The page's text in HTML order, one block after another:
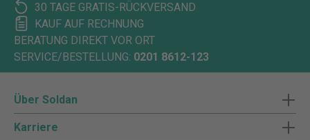
30 TAGE GRATIS-RÜCKVERSAND
KAUF AUF RECHNUNG
BERATUNG DIREKT VOR ORT
SERVICE/BESTELLUNG: 0201 8612-123
Über Soldan
Karriere